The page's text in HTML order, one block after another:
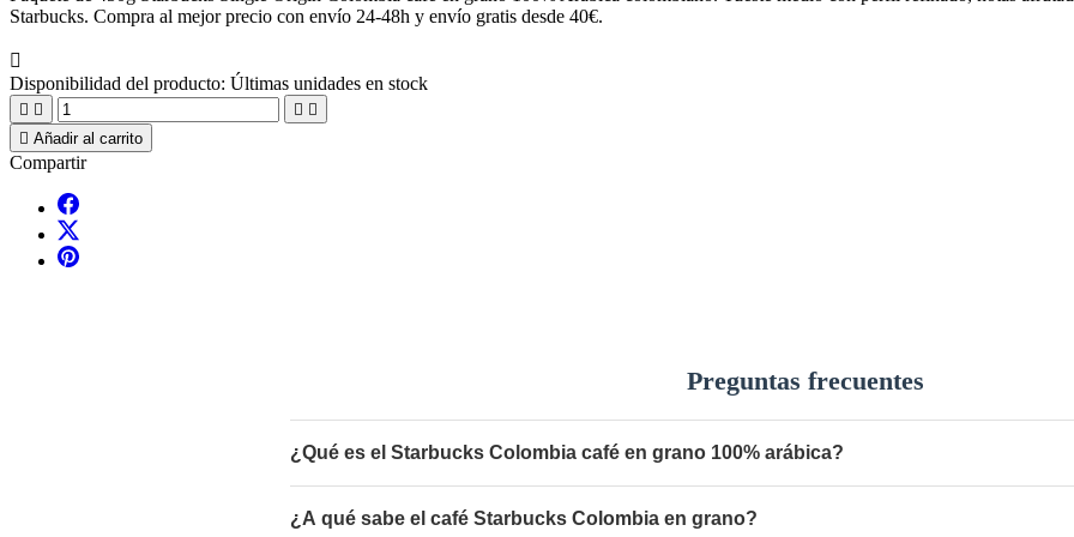
Starbucks. Compra al mejor precio con envío 24-48h y envío gratis desde 40€.

Disponibilidad del producto: Últimas unidades en stock
   
 Añadir al carrito
Compartir
Preguntas frecuentes
¿Qué es el Starbucks Colombia café en grano 100% arábica?
¿A qué sabe el café Starbucks Colombia en grano?